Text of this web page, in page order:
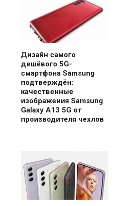
Дизайн самого
дешёвого 5G-
смартфона Samsung
подтверждён:
качественные
изображения Samsung
Galaxy A13 5G от
производителя чехлов